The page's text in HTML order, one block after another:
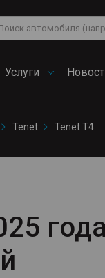
Услуги
Tenet Tenet T4